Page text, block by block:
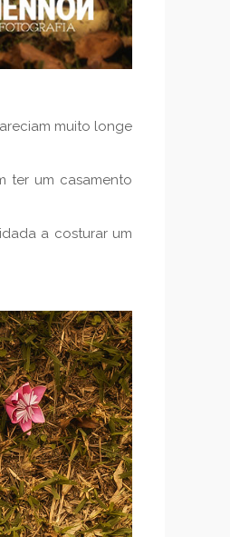
muito longe
ter um casamento
a costurar um